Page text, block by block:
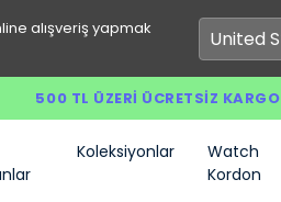
alışveriş yapmak
500 TL ÜZERI ÜCRETSIZ KARGO
Koleksiyonlar
Watch
Kordon